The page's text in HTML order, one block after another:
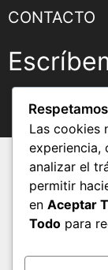
CONTACTO
Las cookies
experiencia,
analizar el
permitir
en Aceptar
Todo para